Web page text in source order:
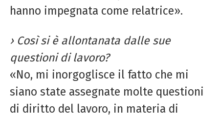
hanno impegnata come relatrice».
› Così si è allontanata dalle sue
questioni di lavoro?
«No, mi inorgoglisce il fatto che mi
siano state assegnate molte questioni
di diritto del lavoro, in materia di